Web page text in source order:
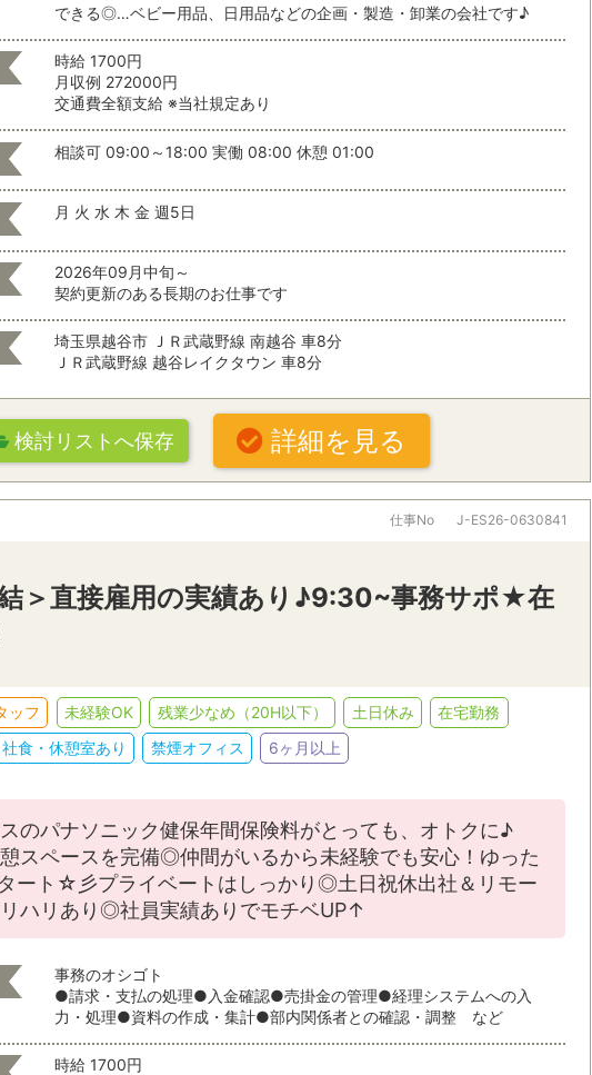
1～3ヵ月 1ヵ月未満
をすべてクリアする
できる◎…ベビー用品、日用品などの企画・製造・卸業の会社です♪
時給 1700円
月収例 272000円
交通費全額支給 ※当社規定あり
相談可 09:00～18:00 実働 08:00 休憩 01:00
月 火 水 木 金 週5日
2026年09月中旬～
契約更新のある長期のお仕事です
埼玉県越谷市 ＪＲ武蔵野線 南越谷 車8分
ＪＲ武蔵野線 越谷レイクタウン 車8分
検討リストへ保存 詳細を見る
仕事No J-ES26-0630841
結＞直接雇用の実績あり♪9:30~事務サポ★在
ッフ 未経験OK 残業少なめ（20H以下） 土日休み
在宅勤務
社食・休憩室あり 禁煙オフィス 6ヶ月以上
のパナソニック健保年間保険料がとっても、オトクに♪
スペースを完備◎仲間がいるから未経験でも安心！ゆった
ート☆彡プライベートはしっかり◎土日祝休出社＆リモー
リハリあり◎社員実績ありでモチベUP↑
事務のオシゴト
●請求・支払の処理●入金確認●売掛金の管理●経理システムへの入
力・処理●資料の作成・集計●部内関係者との確認・調整 など
時給 1700円